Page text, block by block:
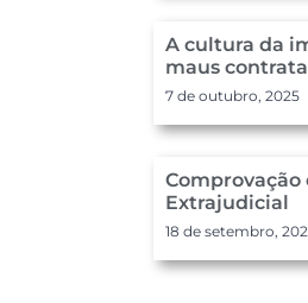
A cultura da
maus
7 de outubro, 2025
Extrajudicial
18 de setembro,